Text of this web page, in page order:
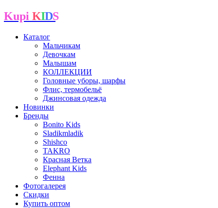
Kupi K I D S
Каталог
Мальчикам
Девочкам
Малышам
КОЛЛЕКЦИИ
Головные уборы, шарфы
Флис, термобельё
Джинсовая одежда
Новинки
Бренды
Bonito Kids
Sladikmladik
Shishco
TAKRO
Красная Ветка
Elephant Kids
Фенна
Фотогалерея
Скидки
Купить оптом